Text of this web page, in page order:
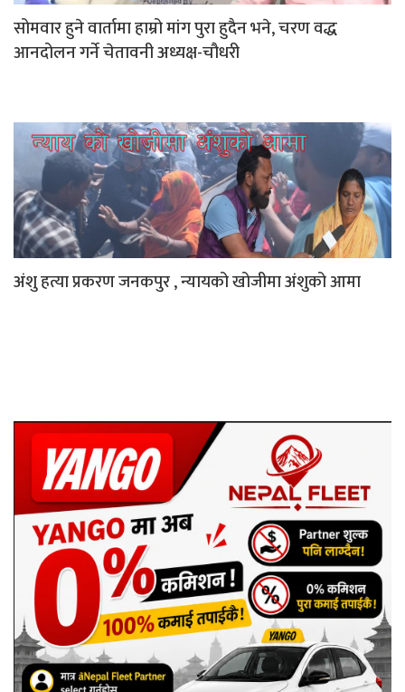
सोमवार हुने वार्तामा हाम्रो मांग पुरा हुदैन भने, चरण वद्ध
आनदोलन गर्ने चेतावनी अध्यक्ष-चौधरी
अंशु हत्या प्रकरण जनकपुर , न्यायको खोजीमा अंशुको आमा